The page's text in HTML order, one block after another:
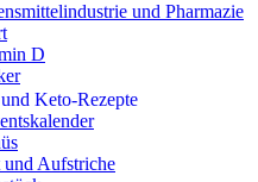
und Pharmazie
D
Keto-Rezepte
Aufstriche